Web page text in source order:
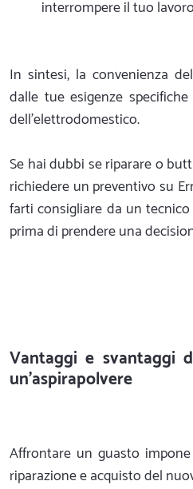
interrompere il tuo
In sintesi, la convenienza
dalle tue esigenze
dell'elettrodomestico.
Se hai dubbi se riparare o
richiedere un preventivo su
farti consigliare da un
prima di prendere una
Vantaggi e svantaggi
un'aspirapolvere
Affrontare un guasto
riparazione e acquisto del